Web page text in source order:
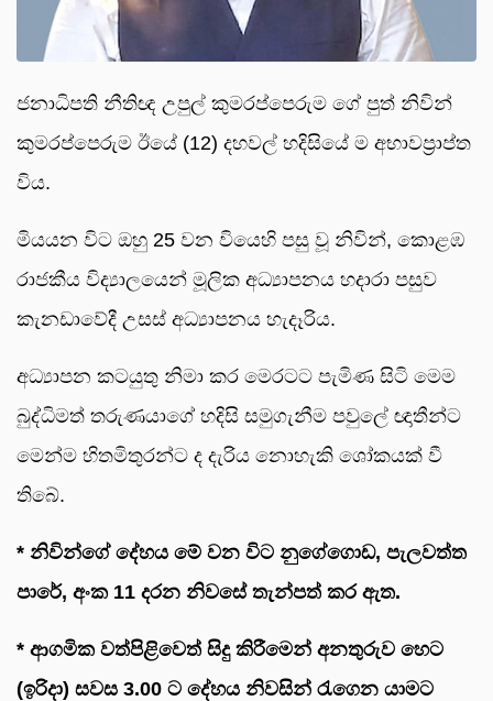
ජනාධිපති නීතිඥ උපුල් කුමරප්පෙරුම ගේ පුත් නිවින්
කුමරප්පෙරුම ඊයේ (12) දහවල් හදිසියේ ම අභාවප්‍රාප්ත
විය.
මියයන විට ඔහු 25 වන වියෙහි පසු වූ නිවින්, කොළඹ
රාජකීය විද්‍යාලයෙන් මූලික අධ්‍යාපනය හදාරා පසුව
කැනඩාවේදී උසස් අධ්‍යාපනය හැදෑරිය.
අධ්‍යාපන කටයුතු නිමා කර මෙරටට පැමිණ සිටි මෙම
බුද්ධිමත් තරුණයාගේ හදිසි සමුගැනීම පවුලේ ඥාතීන්ට
මෙන්ම හිතමිතුරන්ට ද දැරිය නොහැකි ශෝකයක් වී
තිබේ.
* නිවින්ගේ දේහය මේ වන විට නුගේගොඩ, පැලවත්ත
පාරේ, අංක 11 දරන නිවසේ තැන්පත් කර ඇත.
* ආගමික වත්පිළිවෙත් සිදු කිරීමෙන් අනතුරුව හෙට
(ඉරිදා) සවස 3.00 ට දේහය නිවසින් රැගෙන යාමට